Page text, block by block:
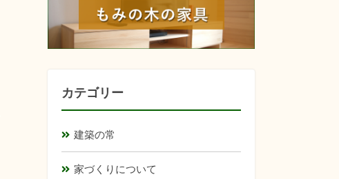
カテゴリー
建築の常
家づくりについて